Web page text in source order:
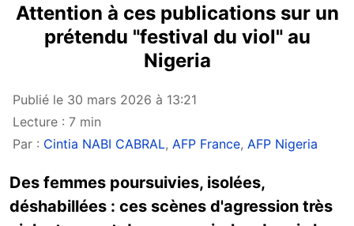
Attention à ces publications sur un
prétendu "festival du viol" au
Nigeria
Publié le 30 mars 2026 à 13:21
Lecture : 7 min
Par : Cintia NABI CABRAL, AFP France, AFP Nigeria
Des femmes poursuivies, isolées,
déshabillées : ces scènes d'agression très